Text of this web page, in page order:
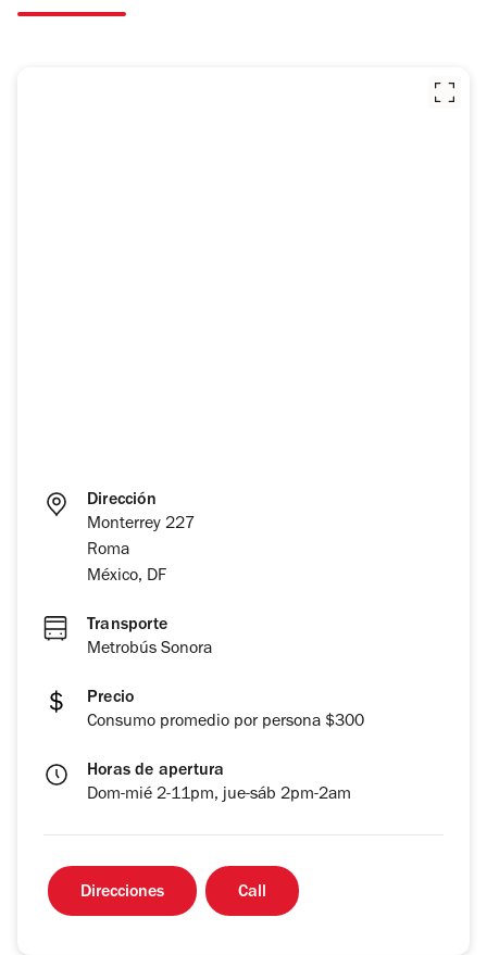
Dirección
Monterrey 227
Roma
México, DF
Transporte
Metrobús Sonora
Precio
Consumo promedio por persona $300
Horas de apertura
Dom-mié 2-11pm, jue-sáb 2pm-2am
Direcciones Call